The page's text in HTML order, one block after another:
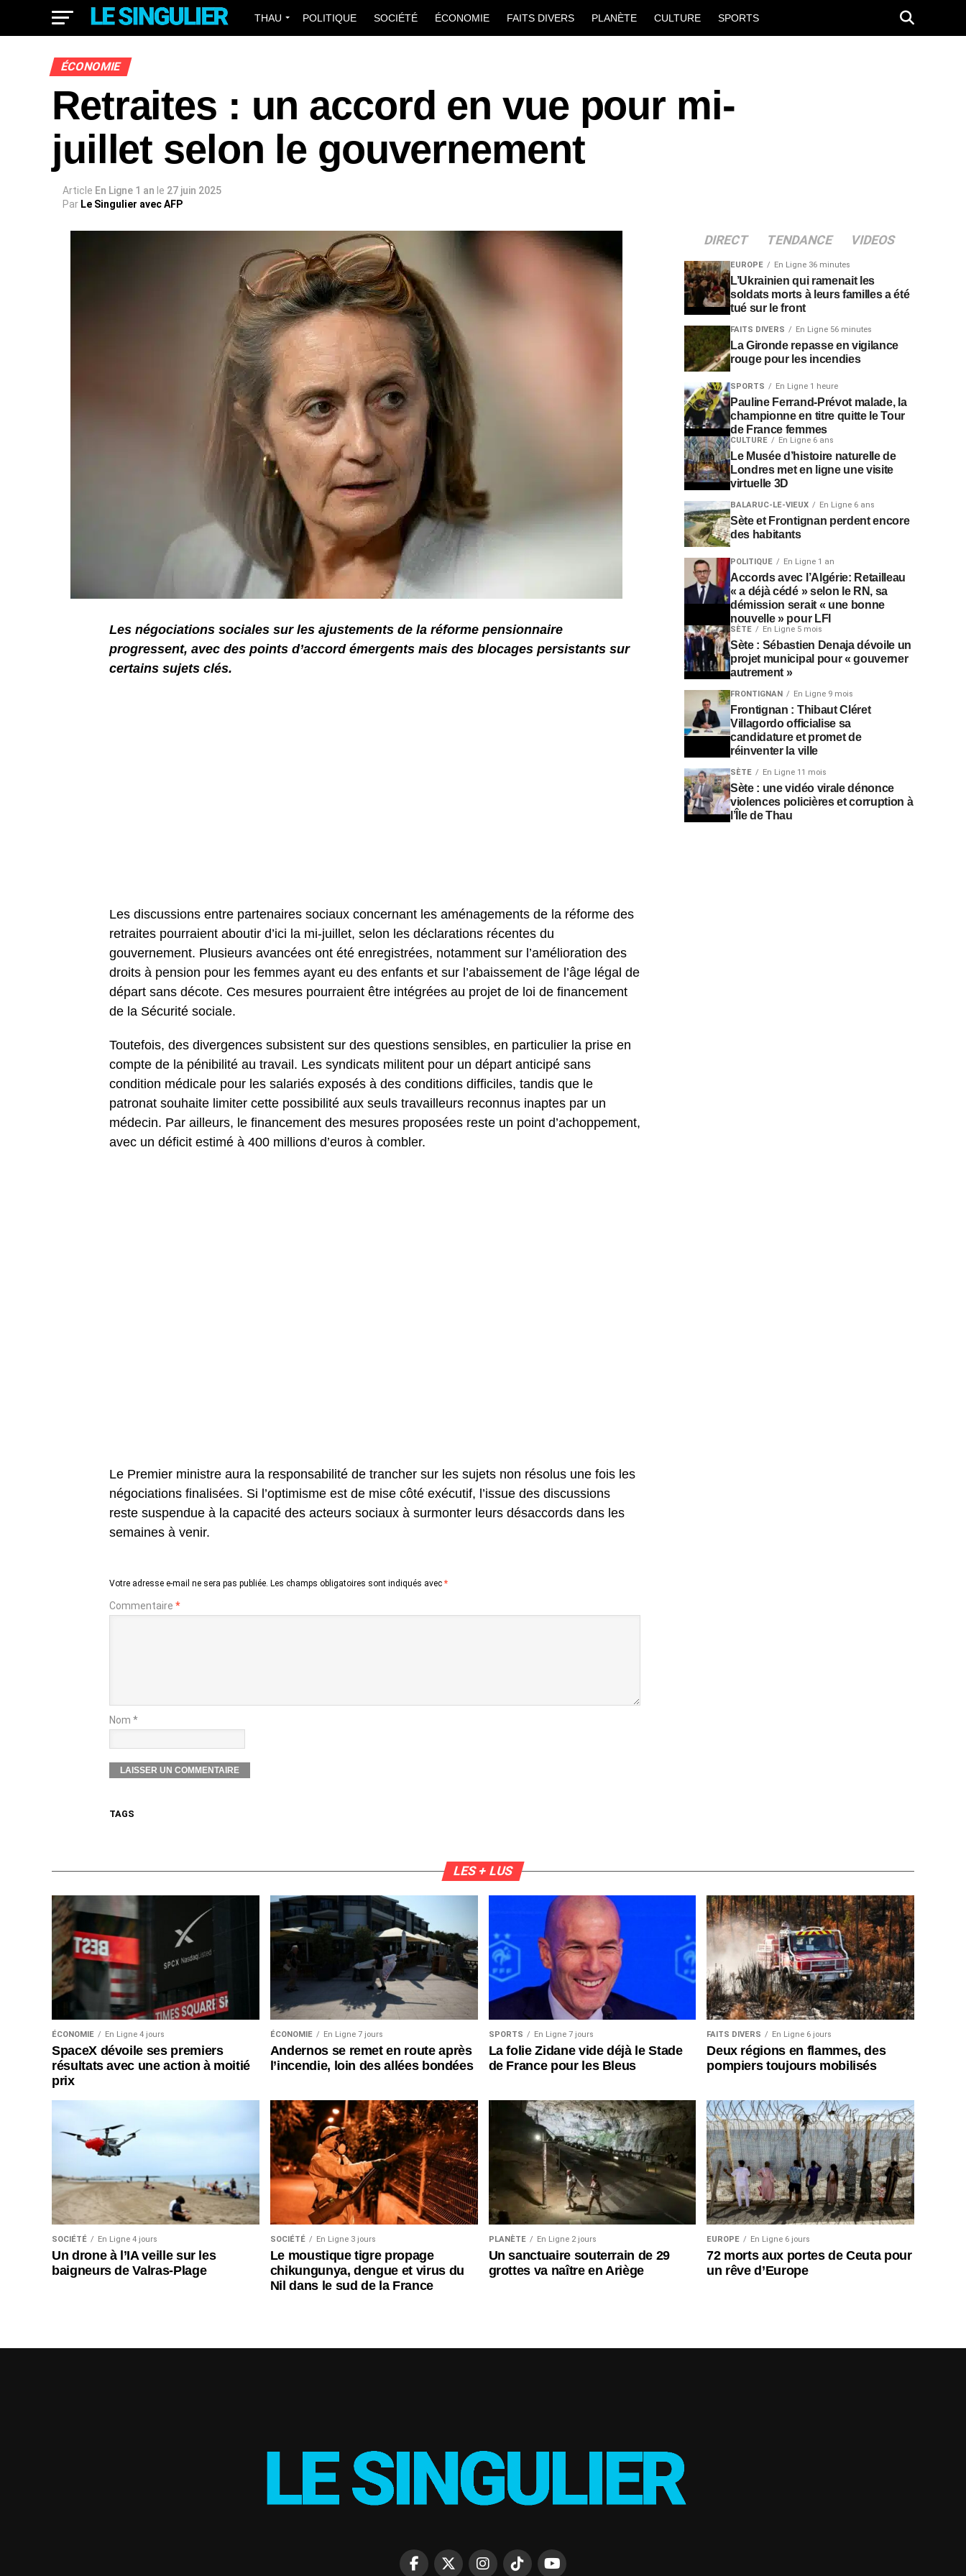
THAU POLITIQUE SOCIÉTÉ ÉCONOMIE FAITS DIVERS PLANÈTE CULTURE SPORTS
ÉCONOMIE
Retraites : un accord en vue pour mi-
juillet selon le gouvernement
Article En Ligne 1 an le 27 juin 2025
Par Le Singulier avec AFP
Les négociations sociales sur les ajustements de la réforme pensionnaire
progressent, avec des points d’accord émergents mais des blocages persistants sur
certains sujets clés.
Les discussions entre partenaires sociaux concernant les aménagements de la réforme des
retraites pourraient aboutir d’ici la mi-juillet, selon les déclarations récentes du
gouvernement. Plusieurs avancées ont été enregistrées, notamment sur l’amélioration des
droits à pension pour les femmes ayant eu des enfants et sur l’abaissement de l’âge légal de
départ sans décote. Ces mesures pourraient être intégrées au projet de loi de financement
de la Sécurité sociale.
Toutefois, des divergences subsistent sur des questions sensibles, en particulier la prise en
compte de la pénibilité au travail. Les syndicats militent pour un départ anticipé sans
condition médicale pour les salariés exposés à des conditions difficiles, tandis que le
patronat souhaite limiter cette possibilité aux seuls travailleurs reconnus inaptes par un
médecin. Par ailleurs, le financement des mesures proposées reste un point d’achoppement,
avec un déficit estimé à 400 millions d’euros à combler.
Le Premier ministre aura la responsabilité de trancher sur les sujets non résolus une fois les
négociations finalisées. Si l’optimisme est de mise côté exécutif, l’issue des discussions
reste suspendue à la capacité des acteurs sociaux à surmonter leurs désaccords dans les
semaines à venir.
Votre adresse e-mail ne sera pas publiée. Les champs obligatoires sont indiqués avec *
Commentaire *
Nom *
TAGS
DIRECT TENDANCE VIDEOS
EUROPE En Ligne 36 minutes
L’Ukrainien qui ramenait les
soldats morts à leurs familles a été
tué sur le front
FAITS DIVERS En Ligne 56 minutes
La Gironde repasse en vigilance
rouge pour les incendies
SPORTS En Ligne 1 heure
Pauline Ferrand-Prévot malade, la
championne en titre quitte le Tour
de France femmes
CULTURE En Ligne 6 ans
Le Musée d’histoire naturelle de
Londres met en ligne une visite
virtuelle 3D
BALARUC-LE-VIEUX En Ligne 6 ans
Sète et Frontignan perdent encore
des habitants
POLITIQUE En Ligne 1 an
Accords avec l’Algérie: Retailleau
« a déjà cédé » selon le RN, sa
démission serait « une bonne
nouvelle » pour LFI
SÈTE En Ligne 5 mois
Sète : Sébastien Denaja dévoile un
projet municipal pour « gouverner
autrement »
FRONTIGNAN En Ligne 9 mois
Frontignan : Thibaut Cléret
Villagordo officialise sa
candidature et promet de
réinventer la ville
SÈTE En Ligne 11 mois
Sète : une vidéo virale dénonce
violences policières et corruption à
l’Île de Thau
LES + LUS
ÉCONOMIE En Ligne 4 jours
SpaceX dévoile ses premiers
résultats avec une action à moitié
prix
ÉCONOMIE En Ligne 7 jours
Andernos se remet en route après
l’incendie, loin des allées bondées
SPORTS En Ligne 7 jours
La folie Zidane vide déjà le Stade
de France pour les Bleus
FAITS DIVERS En Ligne 6 jours
Deux régions en flammes, des
pompiers toujours mobilisés
SOCIÉTÉ En Ligne 4 jours
Un drone à l’IA veille sur les
baigneurs de Valras-Plage
SOCIÉTÉ En Ligne 3 jours
Le moustique tigre propage
chikungunya, dengue et virus du
Nil dans le sud de la France
PLANÈTE En Ligne 2 jours
Un sanctuaire souterrain de 29
grottes va naître en Ariège
EUROPE En Ligne 6 jours
72 morts aux portes de Ceuta pour
un rêve d’Europe